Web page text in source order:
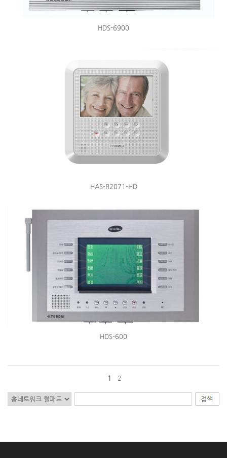
HDS-6900
HAS-R2071-HD
HDS-600
1 2